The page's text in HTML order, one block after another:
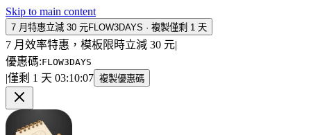
Skip to main content
7 月特惠立減 30 元FLOW3DAYS · 複製僅剩 1 天
7 月效率特惠，模板限時立減 30 元|
優惠碼:FLOW3DAYS
|僅剩 1 天 03:10:07 複製優惠碼